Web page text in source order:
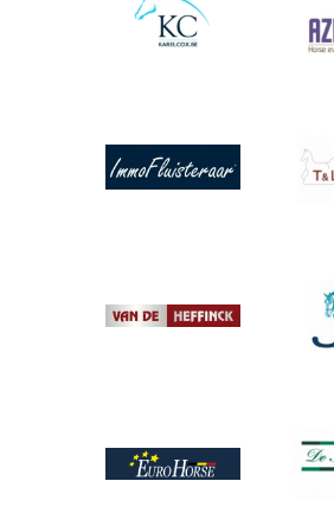
Afbeelding
Afbeelding
Afbeelding